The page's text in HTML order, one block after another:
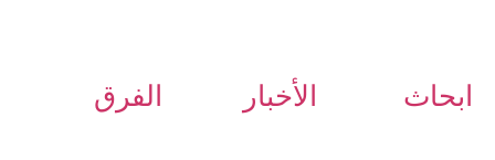
ابحاث الأخبار الفرق